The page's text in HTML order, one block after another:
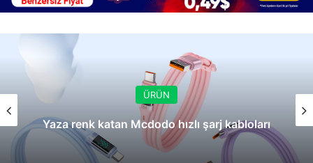
ÜRÜN
Yaza renk katan Mcdodo hızlı şarj kabloları